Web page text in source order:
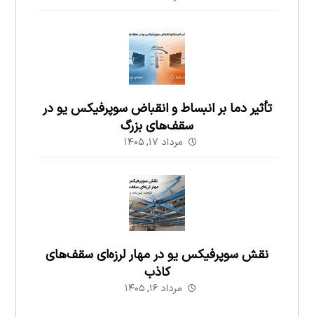
تأثیر دما بر انبساط و انقباض سوپرفیکس یو در
سقف‌های بزرگ
مرداد ۱۷, ۱۴۰۵
نقش سوپرفیکس یو در مهار لرزه‌ای سقف‌های
کاذب
مرداد ۱۶, ۱۴۰۵